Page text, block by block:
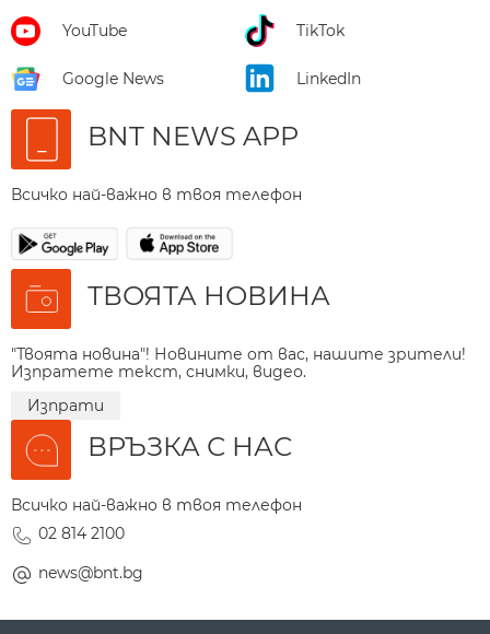
YouTube TikTok
Google News LinkedIn
BNT NEWS APP
Всичко най-важно в твоя телефон
ТВОЯТА НОВИНА
"Твоята новина"! Новините от вас, нашите зрители!
Изпратете текст, снимки, видео.
Изпрати
ВРЪЗКА С НАС
Всичко най-важно в твоя телефон
02 814 2100
news@bnt.bg